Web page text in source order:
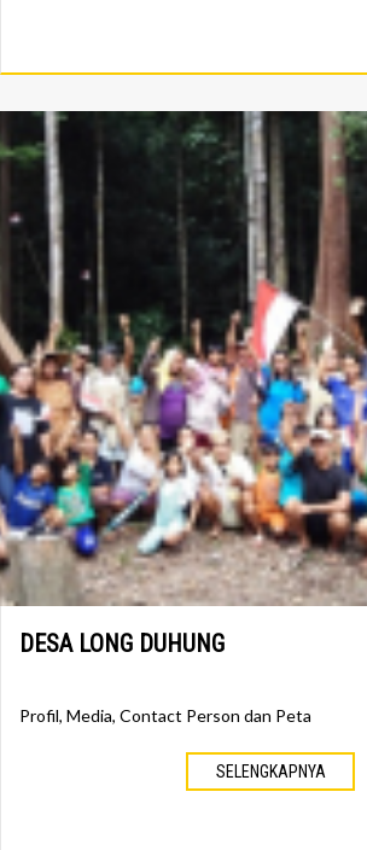
DESA LONG DUHUNG
Profil, Media, Contact Person dan Peta
SELENGKAPNYA